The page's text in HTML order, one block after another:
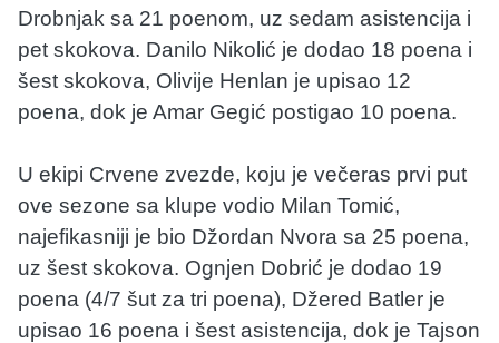
Drobnjak sa 21 poenom, uz sedam asistencija i
pet skokova. Danilo Nikolić je dodao 18 poena i
šest skokova, Olivije Henlan je upisao 12
poena, dok je Amar Gegić postigao 10 poena.
U ekipi Crvene zvezde, koju je večeras prvi put
ove sezone sa klupe vodio Milan Tomić,
najefikasniji je bio Džordan Nvora sa 25 poena,
uz šest skokova. Ognjen Dobrić je dodao 19
poena (4/7 šut za tri poena), Džered Batler je
upisao 16 poena i šest asistencija, dok je Tajson